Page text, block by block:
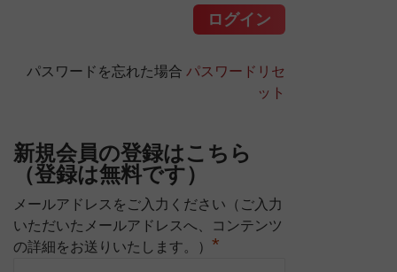
パスワードを忘れた場合 パスワードリセ
ット
新規会員の登録はこちら
（登録は無料です）
メールアドレスをご入力ください（ご入力
いただいたメールアドレスへ、コンテンツ
の詳細をお送りいたします。） *